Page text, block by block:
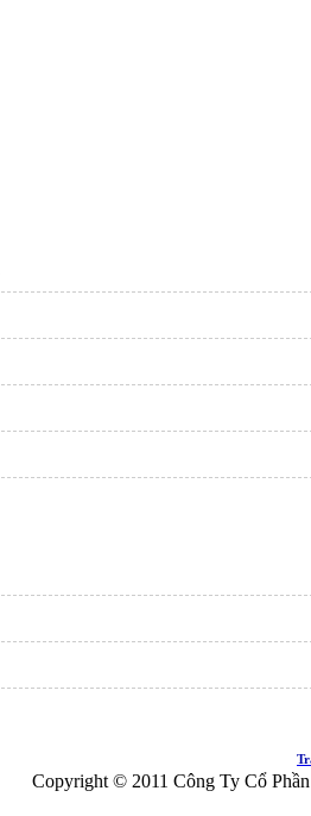
Copyright © 2011 Công Ty Cổ